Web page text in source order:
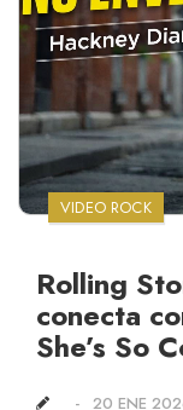
VIDEO ROCK
Rolling
conecta
She’s So
20 ENE